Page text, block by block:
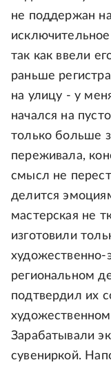
не поддержан
так как ввели
раньше
на улицу - у
начался на
только больше
переживала,
смысл не
делится
мастерская не
изготовили
художественно-
региональном
подтвердил их
Зарабатывали
сувениркой.